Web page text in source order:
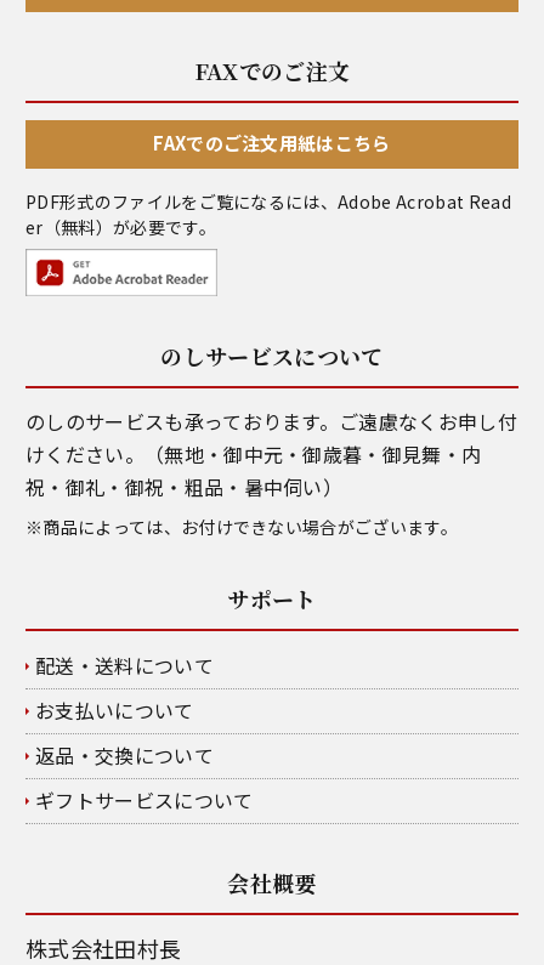
FAXでのご注文
FAXでのご注文用紙はこちら
PDF形式のファイルをご覧になるには、Adobe Acrobat Read
er （無料）が必要です。
のしサービスについて
のしのサービスも承っております。ご遠慮なくお申し付
けください。（無地・御中元・御歳暮・御見舞・内
祝・御礼・御祝・粗品・暑中伺い）
※商品によっては、お付けできない場合がございます。
サポート
配送・送料について
お支払いについて
返品・交換について
ギフトサービスについて
会社概要
株式会社田村長